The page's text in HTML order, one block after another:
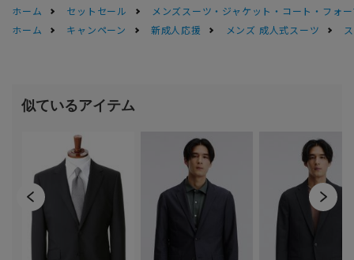
ホーム
セットセール
メンズスーツ・ジャケット・コート・フォ
ホーム
キャンペーン 新成人応援 メンズ 成人式スーツ